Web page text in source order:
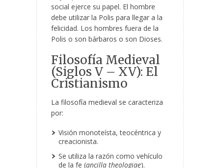
social ejerce su papel. El hombre
debe utilizar la Polis para llegar a la
felicidad. Los hombres fuera de la
Polis o son bárbaros o son Dioses.
Filosofía Medieval
(Siglos V – XV): El
Cristianismo
La filosofía medieval se caracteriza
por:
Visión monoteísta, teocéntrica y
creacionista.
Se utiliza la razón como vehículo
de la fe (ancilla theologiae).